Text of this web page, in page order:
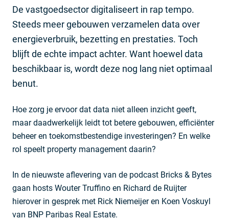
De vastgoedsector digitaliseert in rap tempo.
Steeds meer gebouwen verzamelen data over
energieverbruik, bezetting en prestaties. Toch
blijft de echte impact achter. Want hoewel data
beschikbaar is, wordt deze nog lang niet optimaal
benut.
Hoe zorg je ervoor dat data niet alleen inzicht geeft,
maar daadwerkelijk leidt tot betere gebouwen, efficiënter
beheer en toekomstbestendige investeringen? En welke
rol speelt property management daarin?
In de nieuwste aflevering van de podcast Bricks & Bytes
gaan hosts Wouter Truffino en Richard de Ruijter
hierover in gesprek met Rick Niemeijer en Koen Voskuyl
van BNP Paribas Real Estate.